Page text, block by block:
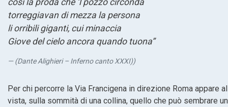
così la proda che ‘l pozzo circonda
torreggiavan di mezza la persona
li orribili giganti, cui minaccia
Giove del cielo ancora quando tuona”
(Dante Alighieri – Inferno canto XXXI))
Per chi percorre la Via Francigena in direzione Roma appare
vista, sulla sommità di una collina, quello che può sembrare un